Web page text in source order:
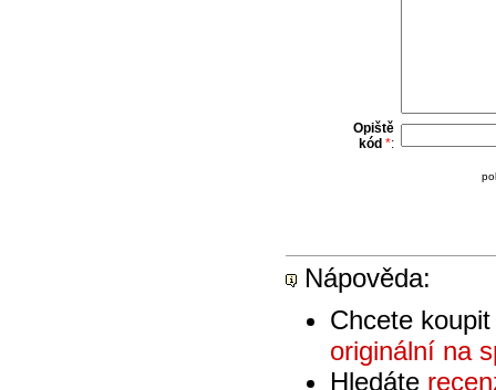
Opiště
kód *:
Nápověda:
Chcete koupit
originální na
Hledáte